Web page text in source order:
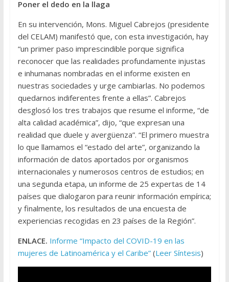
Poner el dedo en la llaga
En su intervención, Mons. Miguel Cabrejos (presidente
del CELAM) manifestó que, con esta investigación, hay
“un primer paso imprescindible porque significa
reconocer que las realidades profundamente injustas
e inhumanas nombradas en el informe existen en
nuestras sociedades y urge cambiarlas. No podemos
quedarnos indiferentes frente a ellas”. Cabrejos
desglosó los tres trabajos que resume el informe, “de
alta calidad académica”, dijo, “que expresan una
realidad que duele y avergüenza”. “El primero muestra
lo que llamamos el “estado del arte”, organizando la
información de datos aportados por organismos
internacionales y numerosos centros de estudios; en
una segunda etapa, un informe de 25 expertas de 14
países que dialogaron para reunir información empírica;
y finalmente, los resultados de una encuesta de
experiencias recogidas en 23 países de la Región”.
ENLACE. Informe “Impacto del COVID-19 en las
mujeres de Latinoamérica y el Caribe”(Leer Síntesis)